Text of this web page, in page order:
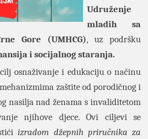
Udruženje
mladih sa
Gore (UMHCG), uz podršku
i socijalnog staranja.
osnaživanje i edukaciju o načinu
zaštite od porodičnog i
nasilja nad ženama s invaliditetom
njihove djece. Ovi ciljevi se
izradom džepnih priručnika za